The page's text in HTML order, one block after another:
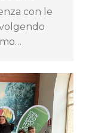
con le